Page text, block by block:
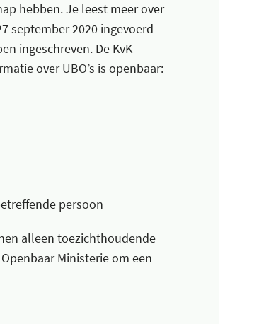
hebben. Je leest meer over
september 2020 ingevoerd
ingeschreven. De KvK
over UBO’s is openbaar:
persoon
alleen toezichthoudende
Ministerie om een